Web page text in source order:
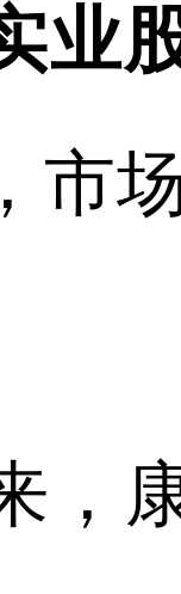
业
市
，